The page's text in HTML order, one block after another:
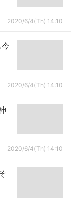
2020/6/4(Th) 14:10
2020/6/4(Th) 14:10
2020/6/4(Th) 14:10